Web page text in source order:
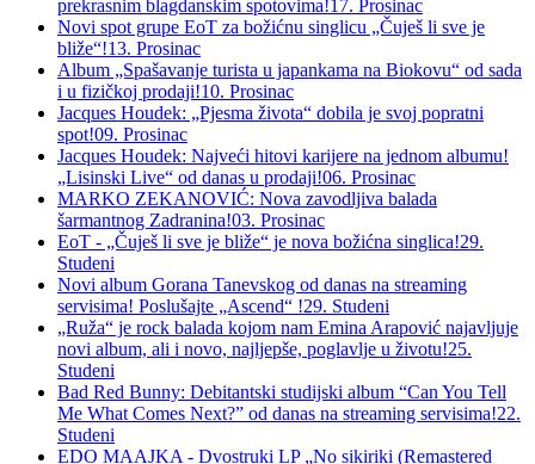
prekrasnim blagdanskim spotovima!17. Prosinac
Novi spot grupe EoT za božićnu singlicu „Čuješ li sve je
bliže“!13. Prosinac
Album „Spašavanje turista u japankama na Biokovu“ od sada
i u fizičkoj prodaji!10. Prosinac
Jacques Houdek: „Pjesma života“ dobila je svoj popratni
spot!09. Prosinac
Jacques Houdek: Najveći hitovi karijere na jednom albumu!
„Lisinski Live“ od danas u prodaji!06. Prosinac
MARKO ZEKANOVIĆ: Nova zavodljiva balada
šarmantnog Zadranina!03. Prosinac
EoT - „Čuješ li sve je bliže“ je nova božićna singlica!29.
Studeni
Novi album Gorana Tanevskog od danas na streaming
servisima! Poslušajte „Ascend“ !29. Studeni
„Ruža“ je rock balada kojom nam Emina Arapović najavljuje
novi album, ali i novo, najljepše, poglavlje u životu!25.
Studeni
Bad Red Bunny: Debitantski studijski album “Can You Tell
Me What Comes Next?” od danas na streaming servisima!22.
Studeni
EDO MAAJKA - Dvostruki LP „No sikiriki (Remastered